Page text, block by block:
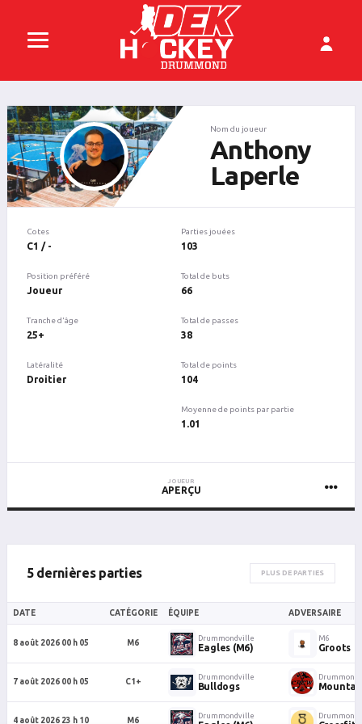
Nom du joueur
Anthony
Laperle
Cotes
C1 / -
Position préféré
Joueur
Tranche d'âge
25+
Latéralité
Droitier
Parties jouées
103
Total de buts
66
Total de passes
38
Total de points
104
Moyenne de points par partie
1.01
JOUEUR
APERÇU
5 dernières parties PLUS DE PARTIES
DATE CATÉGORIE ÉQUIPE ADVERSAIRE
8 août 2026 00 h 05 M6
Drummondville
Eagles (M6)
M6
Groots
7 août 2026 00 h 05 C1+
Drummondville
Bulldogs
4 août 2026 23 h 10 M6
Drummondville